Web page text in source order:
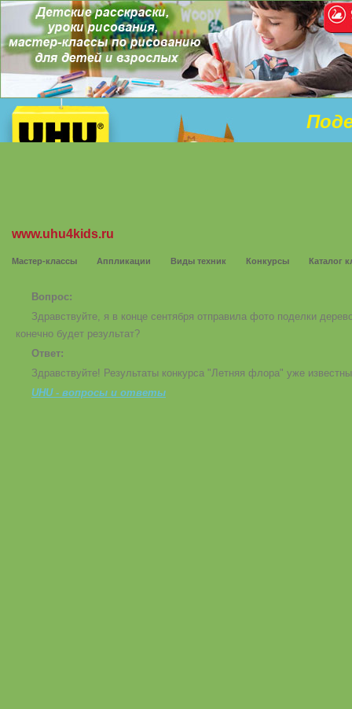
www.uhu4kids.ru
Мастер-классы Аппликации Виды техник Конкурсы Каталог
Вопрос:
Здравствуйте, я в конце сентября отправила фото поделки
конечно будет результат?
Ответ:
Здравствуйте! Результаты конкурса "Летняя флора" уже
UHU - вопросы и ответы